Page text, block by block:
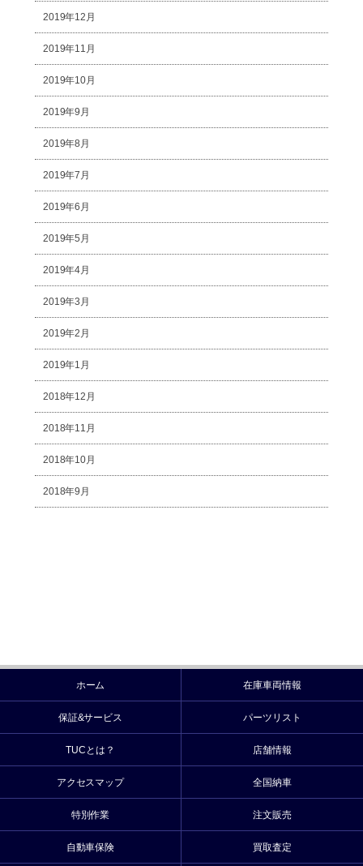
2019年12月
2019年11月
2019年10月
2019年9月
2019年8月
2019年7月
2019年6月
2019年5月
2019年4月
2019年3月
2019年2月
2019年1月
2018年12月
2018年11月
2018年10月
2018年9月
ホーム 在庫車両情報
保証&サービス パーツリスト
TUCとは？ 店舗情報
アクセスマップ 全国納車
特別作業 注文販売
自動車保険 買取査定